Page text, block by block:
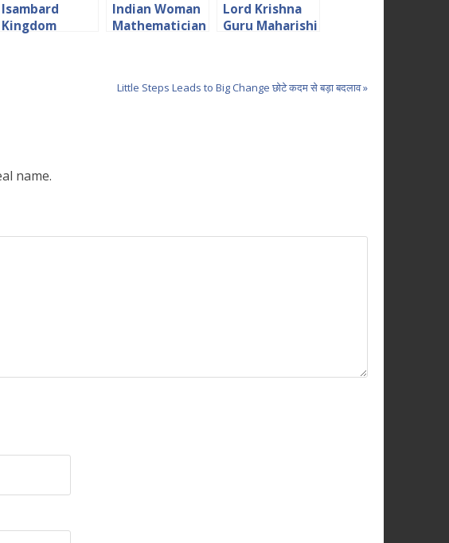
Isambard
Kingdom
Indian Woman
Mathematician
Lord Krishna
Guru Maharishi
Little Steps Leads to Big Change छोटे कदम से बड़ा बदलाव »
name.